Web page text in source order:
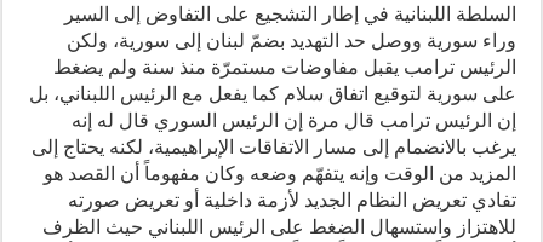
السلطة اللبنانية في إطار التشجيع على التفاوض إلى السير
وراء سورية ووصل حد التهديد بضمّ لبنان إلى سورية، ولكن
الرئيس ترامب يقبل مفاوضات مستمرّة منذ سنة ولم يضغط
على سورية لتوقيع اتفاق سلام كما يفعل مع الرئيس اللبناني، بل
إن الرئيس ترامب قال مرة إن الرئيس السوري قال له إنه
يرغب بالانضمام إلى مسار الاتفاقات الإبراهيمية، لكنه يحتاج إلى
المزيد من الوقت وإنه يتفهّم وضعه وكان مفهوماً أن القصد هو
تفادي تعريض النظام الجديد لأزمة داخلية أو تعريض صورته
للاهتزاز واستسهال الضغط على الرئيس اللبناني حيث الظرف